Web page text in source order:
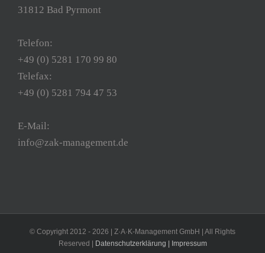
31812 Bad Pyrmont
Telefon:
+49 (0) 5281 170 99 80
Telefax:
+49 (0) 5281 794 47 53
E-Mail:
info@zak-management.de
© Copyright 2012 - 2026 | Z·A·K-Management GmbH | All Rights
Reserved |
Datenschutzerklärung Impressum